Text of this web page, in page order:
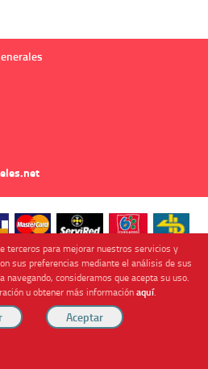
terceros para mejorar nuestros servicios y
sus preferencias mediante el análisis de sus
navegando, consideramos que acepta su uso.
u obtener más informaciónaquí.